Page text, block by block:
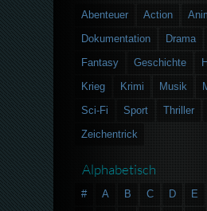
Abenteuer Action
Dokumentation
Drama
Fantasy
Geschichte
Krieg
Krimi Musik
Sci-Fi
Sport Thriller
Zeichentrick
Alphabetisch
# A B C D E